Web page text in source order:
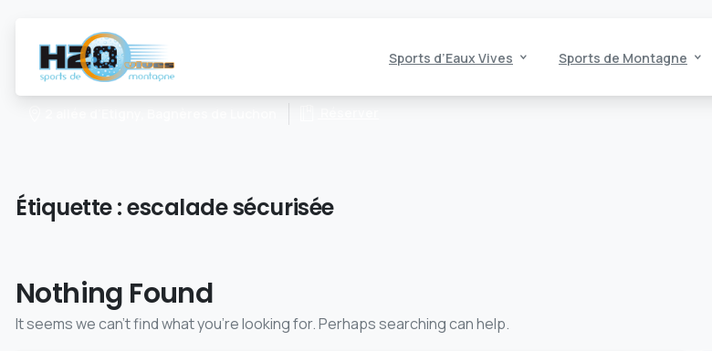
Sports d’Eaux Vives Sports de Montagne
Étiquette :escalade sécurisée
Nothing Found
It seems we can’t find what you’re looking for. Perhaps searching can help.